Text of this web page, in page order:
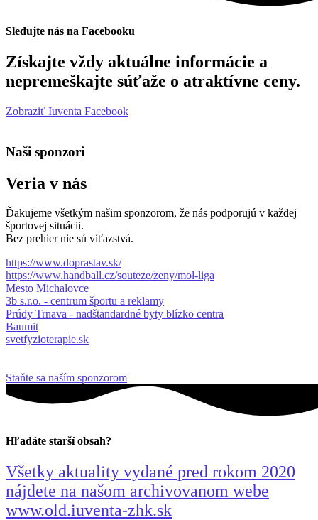
Sledujte nás na Facebooku
Získajte vždy aktuálne informácie a
nepremeškajte súťaže o atraktívne ceny.
Zobraziť Iuventa Facebook
Naši sponzori
Veria v nás
Ďakujeme všetkým našim sponzorom, že nás podporujú v každej
športovej situácii.
Bez prehier nie sú víťazstvá.
https://www.doprastav.sk/
https://www.handball.cz/souteze/zeny/mol-liga
Mesto Michalovce
3b s.r.o. - centrum športu a reklamy
Prúdy Trnava - nadštandardné byty blízko centra
Baumit
svetfyzioterapie.sk
Staňte sa naším sponzorom
Hľadáte starší obsah?
Všetky aktuality vydané pred rokom 2020
nájdete na našom archivovanom webe
www.old.iuventa-zhk.sk